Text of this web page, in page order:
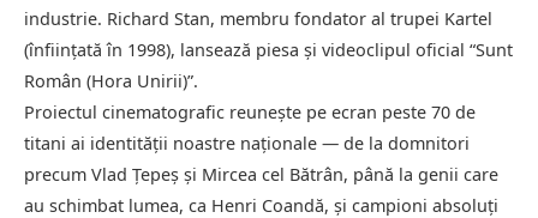
industrie. Richard Stan, membru fondator al trupei Kartel
(înființată în 1998), lansează piesa și videoclipul oficial “Sunt
Român (Hora Unirii)”.
Proiectul cinematografic reunește pe ecran peste 70 de
titani ai identității noastre naționale — de la domnitori
precum Vlad Țepeș și Mircea cel Bătrân, până la genii care
au schimbat lumea, ca Henri Coandă, și campioni absoluți